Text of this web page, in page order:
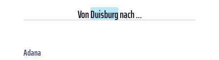
VonDuisburgnach ...
Adana